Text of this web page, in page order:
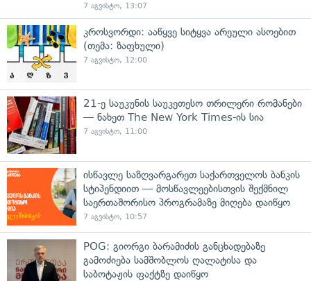
7 აგვისტო, 13:07
კროსვორდი: ააწყვე სიტყვა არეული ასოებით
(თემა: ზაფხული)
7 აგვისტო, 12:00
21-ე საუკუნის საუკეთესო თრილერი რომანები
— ნახეთ The New York Times-ის სია
7 აგვისტო, 11:00
ისწავლე საზღვარგარეთ საქართველოს ბანკის
სტიპენდიით — მოსწავლეებისთვის შექმნილ
საერთაშორისო პროგრამაზე მიღება დაიწყო
7 აგვისტო, 10:57
POG: გიორგი ბარამიძის განცხადებაზე
გამოძიება სამშობლოს ღალატისა და
საბოტაჟის ფაქტზე დაიწყო